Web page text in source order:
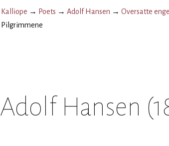
Kalliope → Poets → Adolf Hansen → Oversatte
Pilgrimmene
Adolf Hansen